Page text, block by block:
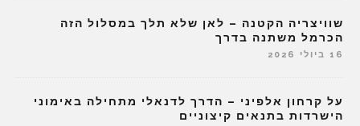
שוויצריה הקטנה – לאן שלא תלך במסלול הזה
הכרמל משתנה בדרך
16 ביולי 2026
על קרחון אלפיני – הדרך לדנאלי מתחילה באימוני
הישרדות בתנאים קיצוניים